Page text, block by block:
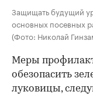
Защищать будущий
основных посевных
(Фото: Николай
Меры
обезопасить
луковицы,